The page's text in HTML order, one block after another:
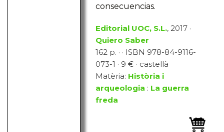
consecuencias.
Editorial UOC, S.L., 2017 ·
Quiero Saber
162 p. · · ISBN 978-84-9116-
073-1 · 9 € · castellà
Matèria: Història i
arqueologia : La guerra
freda